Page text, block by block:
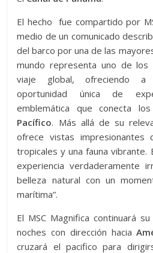
El hecho fue compartido por
medio de un comunicado
del barco por una de las
mundo representa uno de
viaje global, ofreciendo a
oportunidad única de
emblemática que conecta
Pacífico. Más allá de su
ofrece vistas impresionantes
tropicales y una fauna vibrante.
experiencia verdaderamente
belleza natural con un
marítima”.
El MSC Magnifica continuará
noches con dirección hacia
cruzará el pacifico para